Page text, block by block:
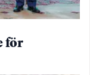
för